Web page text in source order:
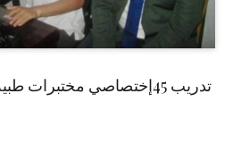
تدريب 45إختصاصي مختبرات